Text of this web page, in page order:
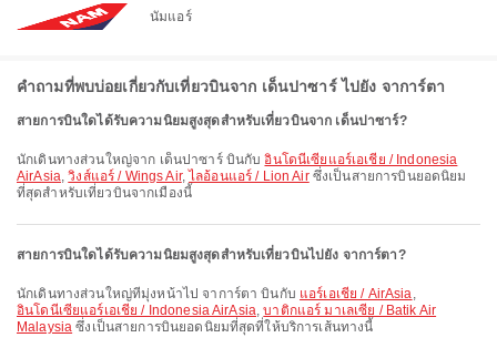
นัมแอร์
คำถามที่พบบ่อยเกี่ยวกับเที่ยวบินจาก เด็นปาซาร์ ไปยัง จาการ์ตา
สายการบินใดได้รับความนิยมสูงสุดสำหรับเที่ยวบินจาก เด็นปาซาร์?
นักเดินทางส่วนใหญ่จาก เด็นปาซาร์ บินกับอินโดนีเซียแอร์เอเชีย / Indonesia
AirAsia,วิงส์แอร์ / Wings Air,ไลอ้อนแอร์ / Lion Airซึ่งเป็นสายการบินยอดนิยม
ที่สุดสำหรับเที่ยวบินจากเมืองนี้
สายการบินใดได้รับความนิยมสูงสุดสำหรับเที่ยวบินไปยัง จาการ์ตา?
นักเดินทางส่วนใหญ่ที่มุ่งหน้าไป จาการ์ตา บินกับ แอร์เอเชีย / AirAsia,
อินโดนีเซียแอร์เอเชีย / Indonesia AirAsia,บาติกแอร์ มาเลเซีย / Batik Air
Malaysia ซึ่งเป็นสายการบินยอดนิยมที่สุดที่ให้บริการเส้นทางนี้